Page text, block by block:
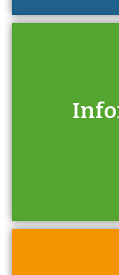
Zjistěte,